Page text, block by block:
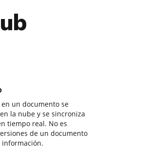
un documento se
la nube y se sincroniza
tiempo real. No es
de un documento